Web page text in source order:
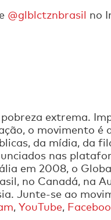
@glblctznbrasil no
extrema.
o movimento
da mídia, da
nas
em 2008, o
no Canadá, na
Junte-se ao
, YouTube,